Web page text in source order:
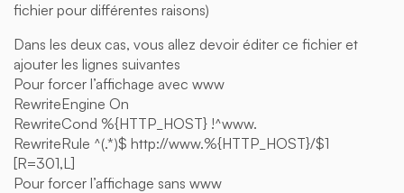
fichier pour différentes raisons)
Dans les deux cas, vous allez devoir éditer ce fichier et
ajouter les lignes suivantes
Pour forcer l’affichage avec www
RewriteEngine On
RewriteCond %{HTTP_HOST} !^www.
RewriteRule ^(.*)$ http://www.%{HTTP_HOST}/$1
[R=301,L]
Pour forcer l’affichage sans www